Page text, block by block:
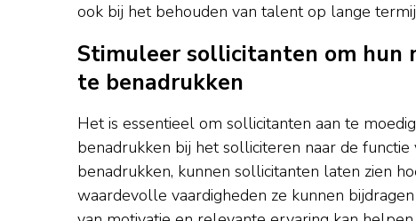
ook bij het behouden van talent op lange
Stimuleer sollicitanten om hun
te benadrukken
Het is essentieel om sollicitanten aan te
benadrukken bij het solliciteren naar de
benadrukken, kunnen sollicitanten laten zien
waardevolle vaardigheden ze kunnen